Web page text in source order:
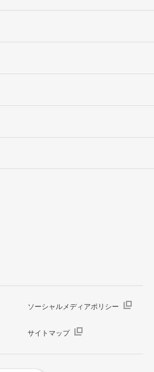
ソーシャルメディアポリシー
サイトマップ